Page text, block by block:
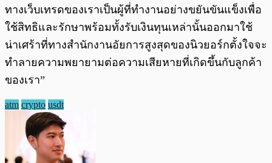
ทางเว็บเทรดของเราเป็นผู้ที่ทำงานอย่างขยันขันแข็งเพื่อ
ใช้สิทธิและรักษาพร้อมทั้งรับเงินทุนเหล่านั้นออกมาใช้
น่าเศร้าที่ทางสำนักงานอัยการสูงสุดของนิวยอร์กตั้งใจจะ
ทำลายความพยายามต่อความเสียหายที่เกิดขึ้นกับลูกค้า
ของเรา”
atm crypto usdt